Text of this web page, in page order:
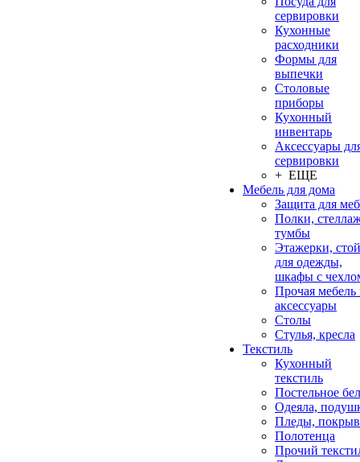
сервировки
Кухонные
расходники
Формы для
выпечки
Столовые
приборы
Кухонный
инвентарь
Аксессуары
сервировки
+ ЕЩЕ
Мебель для дома
Защита для
Полки,
тумбы
Этажерки,
для одежды,
шкафы с
Прочая мебель
аксессуары
Столы
Стулья, кресла
Текстиль
Кухонный
текстиль
Постельное
Одеяла,
Пледы,
Полотенца
Прочий